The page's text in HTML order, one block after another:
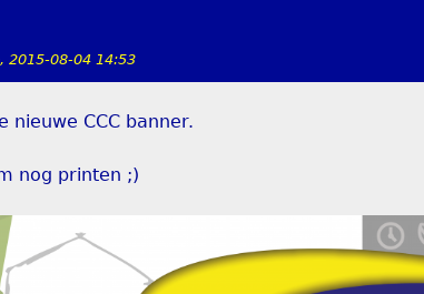
2015-08-04 14:53
nieuwe CCC banner.
nog printen ;)